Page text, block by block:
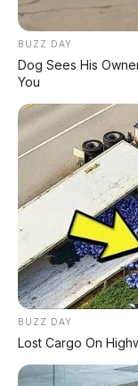
5.
Cybertruck
punya sistem
sesuai
📡
6. Over-
Sistem
nirkabel. Fitur
lewat
bengkel, mirip
BUZZ DAY
Dog Sees His
You
BUZZ DAY
Lost Cargo On